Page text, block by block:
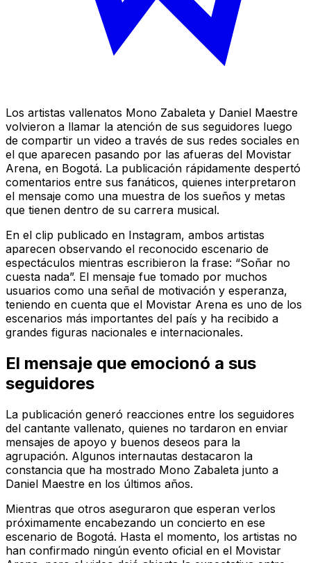
Los artistas vallenatos Mono Zabaleta y Daniel Maestre
volvieron a llamar la atención de sus seguidores luego
de compartir un video a través de sus redes sociales en
el que aparecen pasando por las afueras del Movistar
Arena, en Bogotá. La publicación rápidamente despertó
comentarios entre sus fanáticos, quienes interpretaron
el mensaje como una muestra de los sueños y metas
que tienen dentro de su carrera musical.
En el clip publicado en Instagram, ambos artistas
aparecen observando el reconocido escenario de
espectáculos mientras escribieron la frase: “Soñar no
cuesta nada”. El mensaje fue tomado por muchos
usuarios como una señal de motivación y esperanza,
teniendo en cuenta que el Movistar Arena es uno de los
escenarios más importantes del país y ha recibido a
grandes figuras nacionales e internacionales.
El mensaje que emocionó a sus
seguidores
La publicación generó reacciones entre los seguidores
del cantante vallenato, quienes no tardaron en enviar
mensajes de apoyo y buenos deseos para la
agrupación. Algunos internautas destacaron la
constancia que ha mostrado Mono Zabaleta junto a
Daniel Maestre en los últimos años.
Mientras que otros aseguraron que esperan verlos
próximamente encabezando un concierto en ese
escenario de Bogotá. Hasta el momento, los artistas no
han confirmado ningún evento oficial en el Movistar